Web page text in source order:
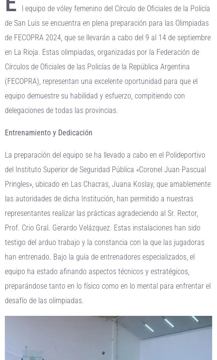
l equipo de vóley femenino del Círculo de Oficiales de la Policía
de San Luis se encuentra en plena preparación para las Olimpiadas
de FECOPRA 2024, que se llevarán a cabo del 9 al 14 de septiembre
en La Rioja. Estas olimpiadas, organizadas por la Federación de
Círculos de Oficiales de las Policías de la República Argentina
(FECOPRA), representan una excelente oportunidad para que el
equipo demuestre su habilidad y esfuerzo, compitiendo con
delegaciones de todas las provincias.
Entrenamiento y Dedicación
La preparación del equipo se ha llevado a cabo en el Polideportivo
del Instituto Superior de Seguridad Pública «Coronel Juan Pascual
Pringles», ubicado en Las Chacras, Juana Koslay, que amablemente
las autoridades de dicha Institución, han permitido a nuestras
representantes realizar las prácticas agradeciendo al Sr. Rector,
Prof. Crio Gral. Gerardo Velázquez. Estas instalaciones han sido
testigo del arduo trabajo y la constancia con la que las jugadoras
han entrenado. Bajo la guía de entrenadores especializados, el
equipo ha estado afinando aspectos técnicos y estratégicos,
preparándose tanto en lo físico como en lo mental para enfrentar el
desafío de las olimpiadas.